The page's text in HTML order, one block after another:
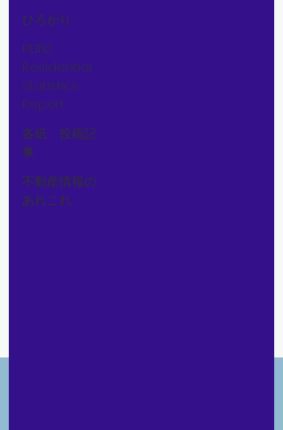
ひろがり
REINZ
Residential
Statistics
Report
各紙 投稿記
事
不動産情報の
あれこれ